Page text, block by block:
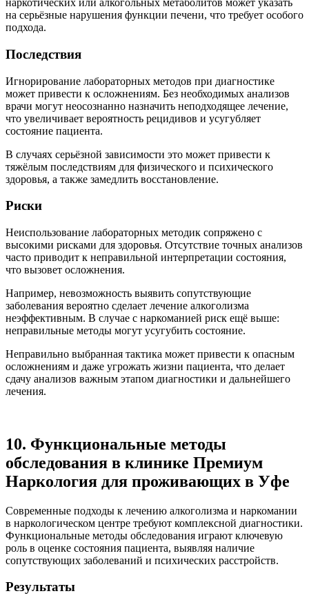
наркотических или алкогольных метаболитов может указать
на серьёзные нарушения функции печени, что требует особого
подхода.
Последствия
Игнорирование лабораторных методов при диагностике
может привести к осложнениям. Без необходимых анализов
врачи могут неосознанно назначить неподходящее лечение,
что увеличивает вероятность рецидивов и усугубляет
состояние пациента.
В случаях серьёзной зависимости это может привести к
тяжёлым последствиям для физического и психического
здоровья, а также замедлить восстановление.
Риски
Неиспользование лабораторных методик сопряжено с
высокими рисками для здоровья. Отсутствие точных анализов
часто приводит к неправильной интерпретации состояния,
что вызовет осложнения.
Например, невозможность выявить сопутствующие
заболевания вероятно сделает лечение алкоголизма
неэффективным. В случае с наркоманией риск ещё выше:
неправильные методы могут усугубить состояние.
Неправильно выбранная тактика может привести к опасным
осложнениям и даже угрожать жизни пациента, что делает
сдачу анализов важным этапом диагностики и дальнейшего
лечения.
10. Функциональные методы
обследования в клинике Премиум
Наркология для проживающих в Уфе
Современные подходы к лечению алкоголизма и наркомании
в наркологическом центре требуют комплексной диагностики.
Функциональные методы обследования играют ключевую
роль в оценке состояния пациента, выявляя наличие
сопутствующих заболеваний и психических расстройств.
Результаты